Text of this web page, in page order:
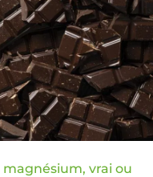
vrai ou